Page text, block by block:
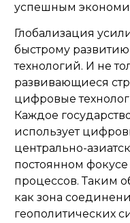
успешным
Глобализация
быстрому
технологий. И не
развивающиеся
цифровые
Каждое
использует
центрально-
постоянном
процессов. Таким
как зона
геополитических